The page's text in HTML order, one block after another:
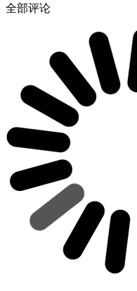
全部评论